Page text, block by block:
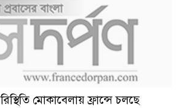
মোকাবেলায় ফ্রান্সে চলছে